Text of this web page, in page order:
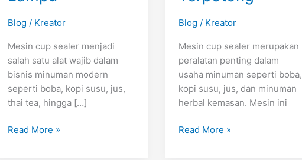
Blog / Kreator
Mesin cup sealer menjadi
salah satu alat wajib dalam
bisnis minuman modern
seperti boba, kopi susu, jus,
thai tea, hingga […]
Read More »
Blog / Kreator
Mesin cup sealer merupakan
peralatan penting dalam
usaha minuman seperti boba,
kopi susu, jus, dan minuman
herbal kemasan. Mesin ini
Read More »